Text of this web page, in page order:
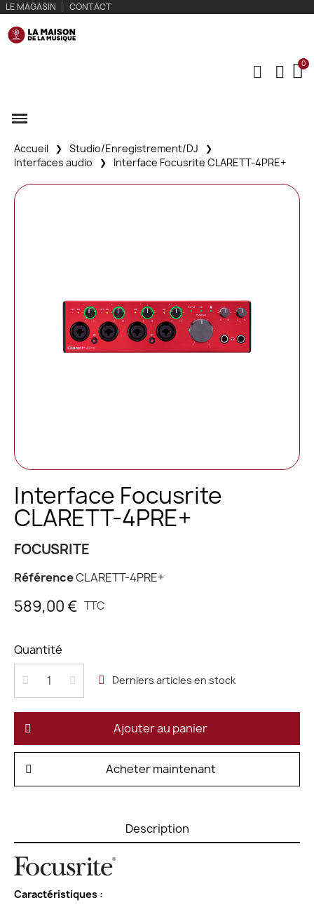
LE MAGASIN CONTACT
Accueil
Studio/Enregistrement/DJ
Interfaces audio
Interface Focusrite CLARETT-4PRE+
Interface Focusrite
CLARETT-4PRE+
FOCUSRITE
RéférenceCLARETT-4PRE+
589,00 € TTC
Quantité
Derniers articles en stock
Ajouter au panier
Acheter maintenant
Description
Caractéristiques :